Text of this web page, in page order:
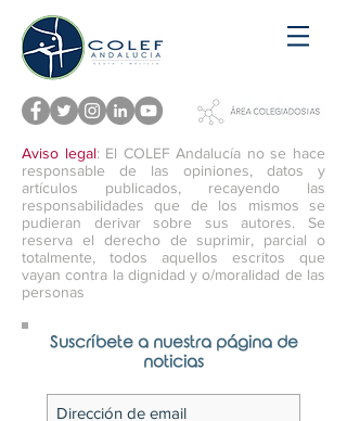
Aviso legal: El COLEF Andalucía no se hace
responsable de las opiniones, datos y
artículos publicados, recayendo las
responsabilidades que de los mismos se
pudieran derivar sobre sus autores. Se
reserva el derecho de suprimir, parcial o
totalmente, todos aquellos escritos que
vayan contra la dignidad y o/moralidad de las
personas
Suscríbete a nuestra página de
noticias